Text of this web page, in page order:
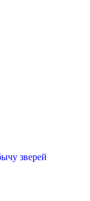
зверей